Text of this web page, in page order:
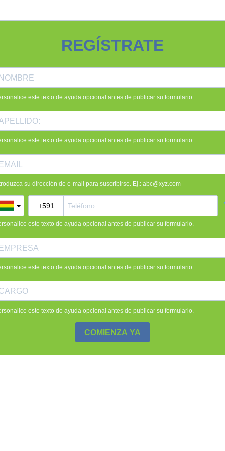
REGÍSTRATE
este texto de ayuda opcional antes de publicar su formulario.
este texto de ayuda opcional antes de publicar su formulario.
su dirección de e-mail para suscribirse. Ej.: abc@xyz.com
este texto de ayuda opcional antes de publicar su formulario.
este texto de ayuda opcional antes de publicar su formulario.
este texto de ayuda opcional antes de publicar su formulario.
COMIENZA YA